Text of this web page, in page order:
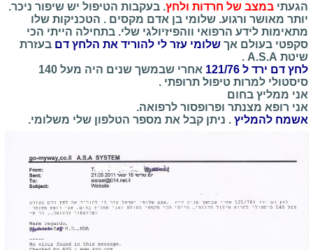
הגעתי במצב של חרדות ולחץ. בעקבות הטיפול יש שיפור ניכר.
יותר מאושר ורגוע. שלומי בן אדם מקסים . הטכניקות שלו
מתאימות לידע הרפואי ווהפיזיולגי שלי. בתחילה הייתי הכי
סקפטי בעולם אך שלומי עזר לי להוריד את הלחץ דם בעזרת
שיטת A.S.A .
לחץ דם ירד ל 121/76
אחרי שבמשך שנים היה מעל 140
סיסטולי למרות טיפול תרופתי .
אני ממליץ בחום
אני רופא מצנתר ופרופסור לרפואה.
אשמח להמליץ . ניתן קבל את מספר הטלפון שלי משלומי.